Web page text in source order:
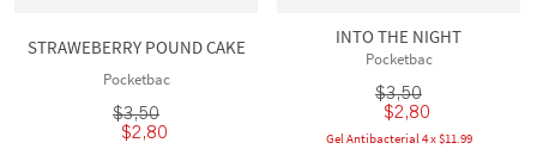
STRAWEBERRY POUND CAKE
Pocketbac
$3,50
$2,80
INTO THE NIGHT
Pocketbac
$3,50
$2,80
Gel Antibacterial 4 x $11.99